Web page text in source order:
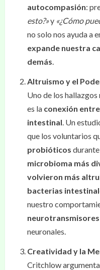
autocompasión:
esto?»y «¿Cómo
no solo nos ayuda a
expande nuestra
demás.
Altruismo y el
Uno de los
es la conexión
intestinal. Un
que los voluntarios
probióticos
microbioma más
volvieron más
bacterias
nuestro
neurotransmisores
neuronales.
Creatividad y la
Critchlow